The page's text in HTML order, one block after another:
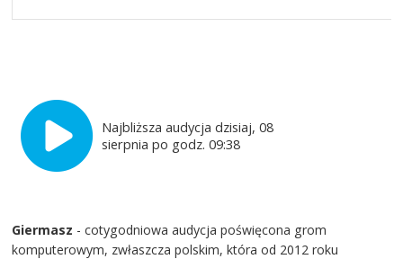
Najbliższa audycja dzisiaj, 08
sierpnia po godz. 09:38
Giermasz - cotygodniowa audycja poświęcona grom
komputerowym, zwłaszcza polskim, która od 2012 roku